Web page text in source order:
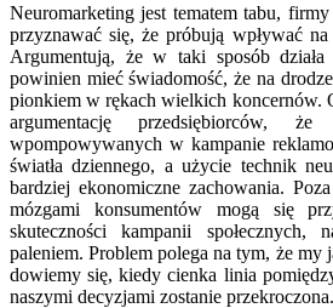
Neuromarketing jest tematem tabu,
przyznawać się, że próbują wpływać
Argumentują, że w taki sposób
powinien mieć świadomość, że na
pionkiem w rękach wielkich koncernów.
argumentację przedsiębiorców,
wpompowywanych w kampanie
światła dziennego, a użycie technik
bardziej ekonomiczne zachowania.
mózgami konsumentów mogą się
skuteczności kampanii
paleniem. Problem polega na tym, że my
dowiemy się, kiedy cienka linia
naszymi decyzjami zostanie przekroczona.